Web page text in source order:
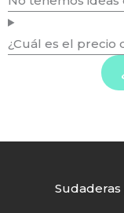
¿Cuál es el precio